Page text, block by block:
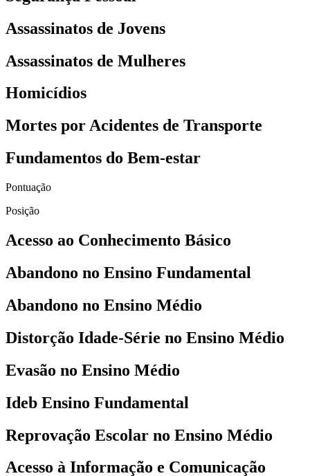
Assassinatos de Jovens
Assassinatos de Mulheres
Homicídios
Mortes por Acidentes de Transporte
Fundamentos do Bem-estar
Pontuação
Posição
Acesso ao Conhecimento Básico
Abandono no Ensino Fundamental
Abandono no Ensino Médio
Distorção Idade-Série no Ensino Médio
Evasão no Ensino Médio
Ideb Ensino Fundamental
Reprovação Escolar no Ensino Médio
Acesso à Informação e Comunicação